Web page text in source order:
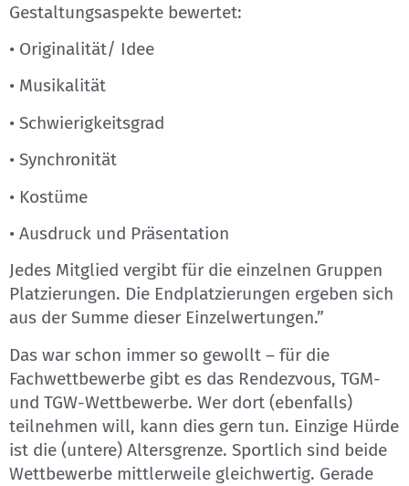
Gestaltungsaspekte bewertet:
• Originalität/ Idee
• Musikalität
• Schwierigkeitsgrad
• Synchronität
• Kostüme
• Ausdruck und Präsentation
Jedes Mitglied vergibt für die einzelnen Gruppen
Platzierungen. Die Endplatzierungen ergeben sich
aus der Summe dieser Einzelwertungen.”
Das war schon immer so gewollt – für die
Fachwettbewerbe gibt es das Rendezvous, TGM-
und TGW-Wettbewerbe. Wer dort (ebenfalls)
teilnehmen will, kann dies gern tun. Einzige Hürde
ist die (untere) Altersgrenze. Sportlich sind beide
Wettbewerbe mittlerweile gleichwertig. Gerade